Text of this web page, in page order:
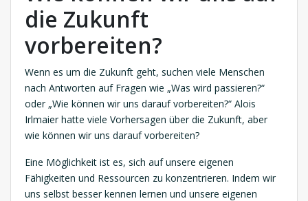
die Zukunft
vorbereiten?
Wenn es um die Zukunft geht, suchen viele Menschen
nach Antworten auf Fragen wie „Was wird passieren?“
oder „Wie können wir uns darauf vorbereiten?“ Alois
Irlmaier hatte viele Vorhersagen über die Zukunft, aber
wie können wir uns darauf vorbereiten?
Eine Möglichkeit ist es, sich auf unsere eigenen
Fähigkeiten und Ressourcen zu konzentrieren. Indem wir
uns selbst besser kennen lernen und unsere eigenen